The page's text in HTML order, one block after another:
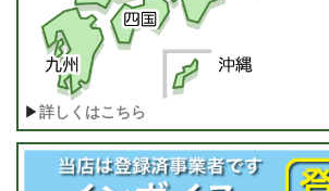
▶詳しくはこちら